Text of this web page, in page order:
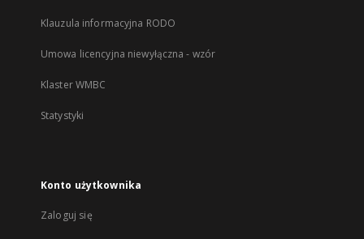
Klauzula informacyjna RODO
Umowa licencyjna niewyłączna - wzór
Klaster WMBC
Statystyki
Konto użytkownika
Zaloguj się